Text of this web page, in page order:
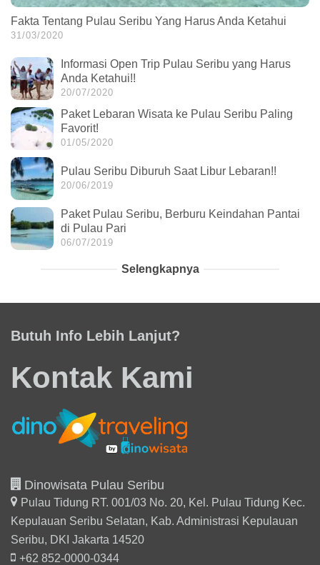
Fakta Tentang Pulau Seribu Yang Harus Anda Ketahui
31/03/2020
Informasi Open Trip Pulau Seribu yang Harus
Anda Ketahui!!
20/07/2020
Paket Lebaran Wisata ke Pulau Seribu Paling
Favorit!
01/05/2020
Pulau Seribu Diburuh Saat Libur Lebaran!!
20/06/2019
Paket Pulau Seribu, Berburu Keindahan Pantai
di Pulau Pari
06/07/2019
Selengkapnya
Butuh Info Lebih Lanjut?
Kontak Kami
Dinowisata Pulau Seribu
Pulau Tidung RT. 001/03 No. 20, Kel. Pulau Tidung Kec.
Kepulauan Seribu Selatan, Kab. Administrasi Kepulauan
Seribu, DKI Jakarta 14520
+62 852-0000-0344